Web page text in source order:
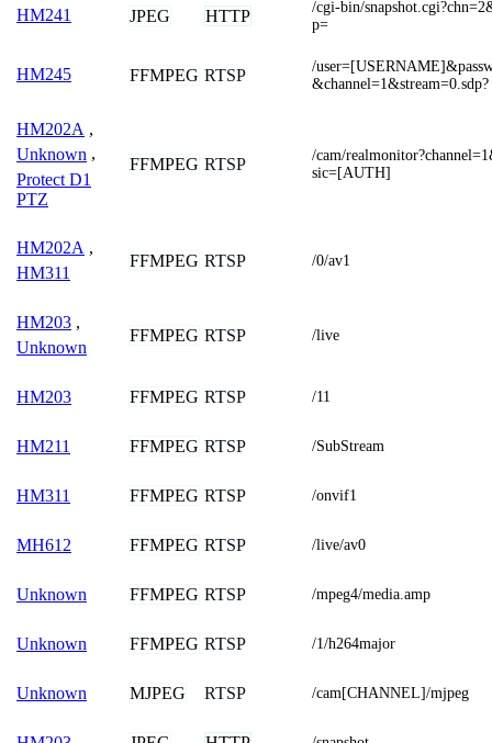
HM241 JPEG HTTP
/cgi-bin/
p=
HM245 FFMPEG RTSP
/
&channel=1&stream=0.sdp?
HM202A ,
Unknown ,
Protect D1
PTZ
FFMPEG RTSP
/cam/
sic=[AUTH]
HM202A ,
HM311
FFMPEG RTSP /0/av1
HM203 ,
Unknown
FFMPEG RTSP /live
HM203 FFMPEG RTSP /11
HM211 FFMPEG RTSP /SubStream
HM311 FFMPEG RTSP /onvif1
MH612 FFMPEG RTSP /live/av0
Unknown FFMPEG RTSP /mpeg4/media.amp
Unknown FFMPEG RTSP /1/h264major
Unknown MJPEG RTSP /cam[CHANNEL]/mjpeg